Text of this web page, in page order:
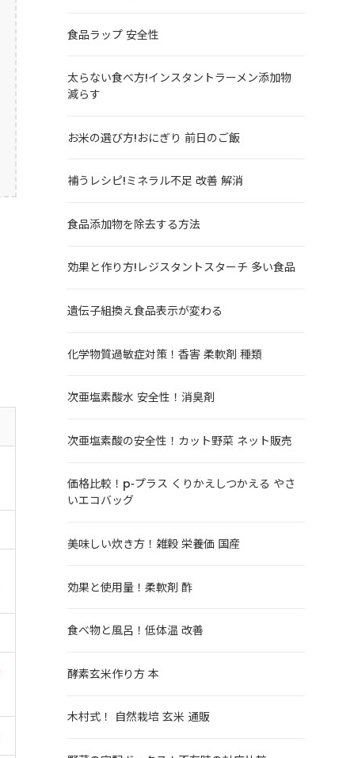
食品ラップ 安全性
太らない食べ方!インスタントラーメン添加物
減らす
お米の選び方!おにぎり 前日のご飯
補うレシピ!ミネラル不足 改善 解消
食品添加物を除去する方法
効果と作り方!レジスタントスターチ 多い食品
遺伝子組換え食品表示が変わる
化学物質過敏症対策！香害 柔軟剤 種類
次亜塩素酸水 安全性！消臭剤
次亜塩素酸の安全性！カット野菜 ネット販売
価格比較！p-プラス くりかえしつかえる やさ
いエコバッグ
美味しい炊き方！雑穀 栄養価 国産
効果と使用量！柔軟剤 酢
食べ物と風呂！低体温 改善
酵素玄米作り方 本
木村式！ 自然栽培 玄米 通販